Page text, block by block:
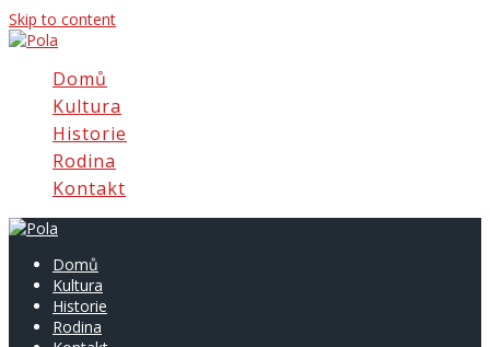
Skip to content
Domů
Kultura
Historie
Rodina
Kontakt
Domů
Kultura
Historie
Rodina